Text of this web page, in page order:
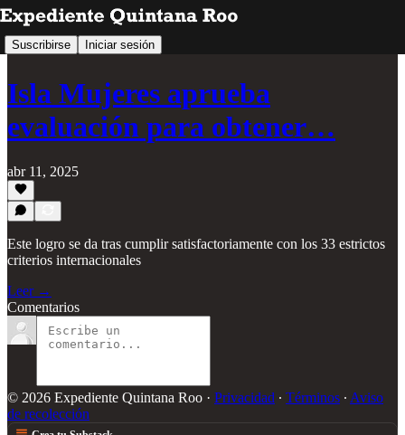
Suscribirse Iniciar sesión
Isla Mujeres aprueba
evaluación para obtener…
abr 11, 2025
Este logro se da tras cumplir satisfactoriamente con los 33 estrictos
criterios internacionales
Leer →
Comentarios
© 2026 Expediente Quintana Roo · Privacidad ∙ Términos ∙ Aviso
de recolección